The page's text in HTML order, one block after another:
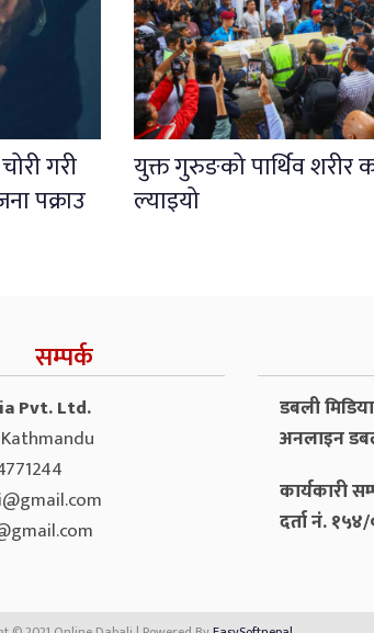
गरी
पक्राउ
युक्त गुरुङको पार्थिव शरीर
ल्याइयो
सम्पर्क
Pvt. Ltd.
डबली
अनलाइन
कार्यकारी
दर्ता नं.